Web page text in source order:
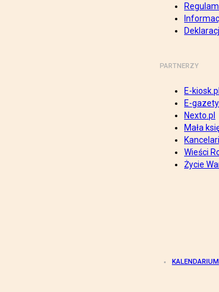
PARTNERZY
E-kiosk.pl
E-
Nexto.pl
Mała
Wieści
Życie
KALENDARIUM